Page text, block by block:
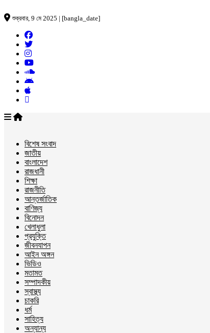
শুক্রবার, 9 মে 2025 | [bangla_date]
বিশেষ সংবাদ
জাতীয়
বাংলাদেশ
রাজধানী
শিক্ষা
রাজনীতি
আন্তর্জাতিক
বাণিজ্য
বিনোদন
খেলাধুলা
প্রযুক্তি
জীবনযাপন
আইন অঙ্গন
ভিডিও
মতামত
সম্পাদকীয়
স্বাস্থ্য
চাকরি
ধর্ম
সাহিত্য
অন্যান্য